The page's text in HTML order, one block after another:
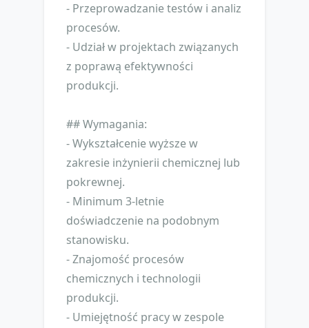
- Przeprowadzanie testów i analiz
procesów.
- Udział w projektach związanych
z poprawą efektywności
produkcji.
## Wymagania:
- Wykształcenie wyższe w
zakresie inżynierii chemicznej lub
pokrewnej.
- Minimum 3-letnie
doświadczenie na podobnym
stanowisku.
- Znajomość procesów
chemicznych i technologii
produkcji.
- Umiejętność pracy w zespole